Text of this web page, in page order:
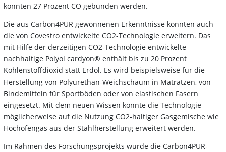
konnten 27 Prozent CO gebunden werden.
Die aus Carbon4PUR gewonnenen Erkenntnisse könnten auch
die von Covestro entwickelte CO2-Technologie erweitern. Das
mit Hilfe der derzeitigen CO2-Technologie entwickelte
nachhaltige Polyol cardyon® enthält bis zu 20 Prozent
Kohlenstoffdioxid statt Erdöl. Es wird beispielsweise für die
Herstellung von Polyurethan-Weichschaum in Matratzen, von
Bindemitteln für Sportböden oder von elastischen Fasern
eingesetzt. Mit dem neuen Wissen könnte die Technologie
möglicherweise auf die Nutzung CO2-haltiger Gasgemische wie
Hochofengas aus der Stahlherstellung erweitert werden.
Im Rahmen des Forschungsprojekts wurde die Carbon4PUR-